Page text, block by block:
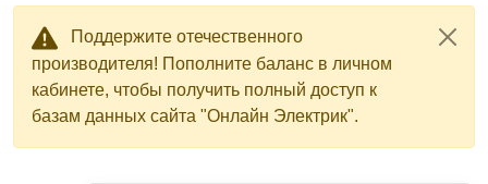
Поддержите отечественного
производителя! Пополните баланс в личном
кабинете, чтобы получить полный доступ к
базам данных сайта "Онлайн Электрик".